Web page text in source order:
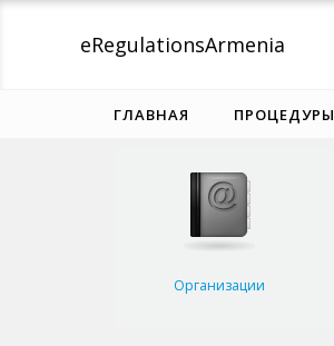
eRegulationsArmenia
ГЛАВНАЯ ПРОЦЕДУРЫ
Организации